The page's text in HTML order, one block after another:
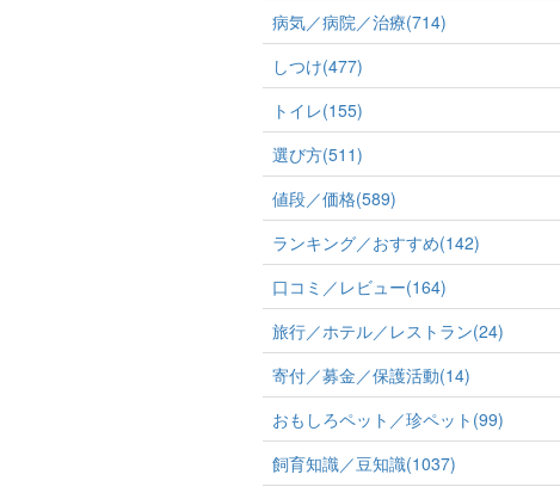
病気／病院／治療(714)
しつけ(477)
トイレ(155)
選び方(511)
値段／価格(589)
ランキング／おすすめ(142)
口コミ／レビュー(164)
旅行／ホテル／レストラン(24)
寄付／募金／保護活動(14)
おもしろペット／珍ペット(99)
飼育知識／豆知識(1037)